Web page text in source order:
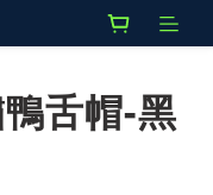
舌帽-黑